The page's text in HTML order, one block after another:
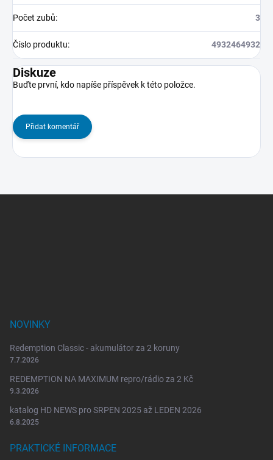
Počet zubů: 3
Číslo produktu: 4932464932
Diskuze
Buďte první, kdo napíše příspěvek k této položce.
Přidat komentář
NOVINKY
Redemption Classic - akumulátor za 2 koruny
7.7.2026
REDEMPTION NA MAXIMUM repro/rádio za 2 Kč
9.3.2026
katalog HD NEWS pro SRPEN 2025 až LEDEN 2026
6.8.2025
PRAKTICKÉ INFORMACE